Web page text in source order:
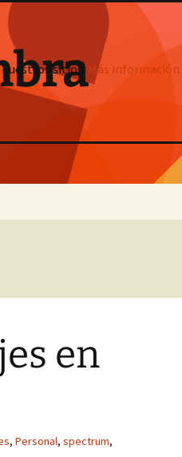
en
, Personal, spectrum,
sitios: Más información.